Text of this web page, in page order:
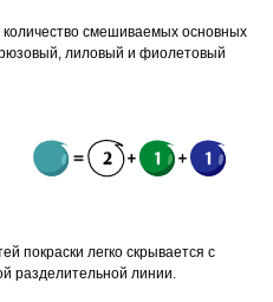
смешиваемых основных
лиловый и фиолетовый
покраски легко скрывается с
разделительной линии.